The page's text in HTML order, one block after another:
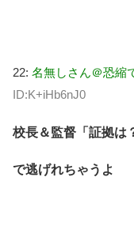
22: 名無しさん＠恐縮
ID:K+iHb6nJ0
校長＆監督「証拠は
で逃げれちゃうよ